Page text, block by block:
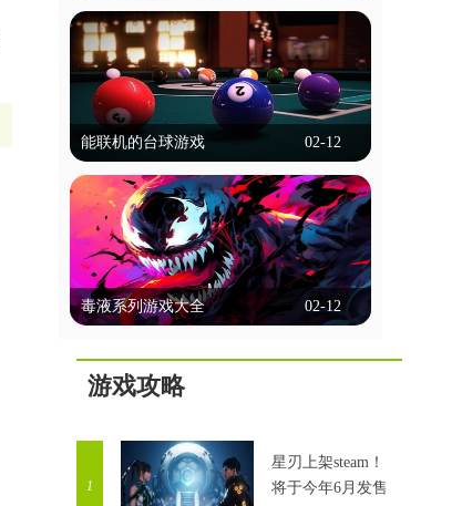
剧情互动游戏推荐
剧情互动游戏是一种以叙事为核心的游戏
类型，玩家通过选择影响故事走向和结
局。这类游戏通常以丰富的剧情和角色发
展为特色，玩家的每个决定都可能改变情
节发展，带来不同的结局。游戏通过对话
体验多样的故事线和情感冲突。画面精
美，配音出色，强调沉浸感。玩家不仅能
享受互动乐趣，还能通过不同选择探索多
种可能性，体验复杂的人性和道德困境。
这里锚点网小编为各位带来几款好玩的剧
情互动类游戏，一起来看看吧！
立即查看
能联机的台球游戏
02-12
能联机的台球游戏
能联机的台球游戏允许玩家通过网络与朋
友或全球玩家实时对战，这些游戏通常提
供单人模式、多人模式和在线比赛，玩家
可以通过匹配系统或邀请好友进行对战。
它们以逼真的物理效果和多种游戏模式著
戏通常具备聊天功能，方便玩家交流，部
分还提供排行榜和成就系统，增加竞技性
和趣味性。这里锚点网小编为大家带来多
看看吧！
立即查看
毒液系列游戏大全
02-12
毒液游戏集锦，汇聚了众多热门精彩的毒
可以根据自己的喜好选择不同的技能，一
路闯关斩将，完成每个任务都将让你获得
成长。同时，你还要与邪恶力量进行对
立即查看
游戏攻略
1
星刃上架steam！
将于今年6月发售